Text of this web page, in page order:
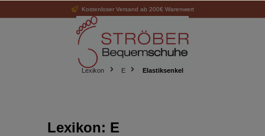
Kostenloser Versand ab 200€ Warenwert
Lexikon E Elastiksenkel
Lexikon: E